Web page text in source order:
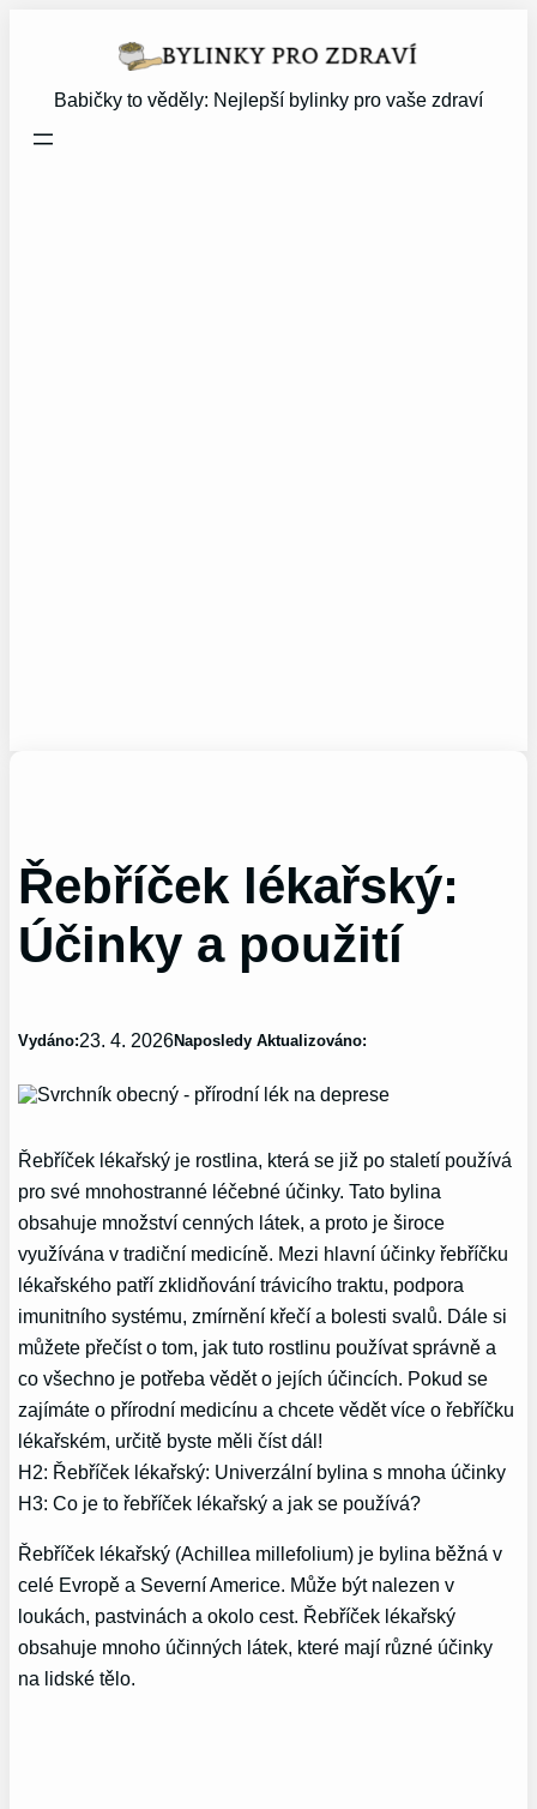
Babičky to věděly: Nejlepší bylinky pro vaše zdraví
Řebříček lékařský:
Účinky a použití
Vydáno:23. 4. 2026Naposledy Aktualizováno:
Řebříček lékařský je rostlina, která se již po staletí používá
pro své mnohostranné léčebné účinky. Tato bylina
obsahuje množství cenných látek, a proto je široce
využívána v tradiční medicíně. Mezi hlavní účinky řebříčku
lékařského patří zklidňování trávicího traktu, podpora
imunitního systému, zmírnění křečí a bolesti svalů. Dále si
můžete přečíst o tom, jak tuto rostlinu používat správně a
co všechno je potřeba vědět o jejích účincích. Pokud se
zajímáte o přírodní medicínu a chcete vědět více o řebříčku
lékařském, určitě byste měli číst dál!
H2: Řebříček lékařský: Univerzální bylina s mnoha účinky
H3: Co je to řebříček lékařský a jak se používá?
Řebříček lékařský (Achillea millefolium) je bylina běžná v
celé Evropě a Severní Americe. Může být nalezen v
loukách, pastvinách a okolo cest. Řebříček lékařský
obsahuje mnoho účinných látek, které mají různé účinky
na lidské tělo.